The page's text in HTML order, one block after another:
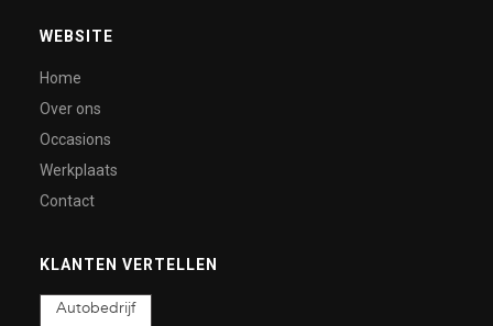
WEBSITE
Home
Over ons
Occasions
Werkplaats
Contact
KLANTEN VERTELLEN
Autobedrijf